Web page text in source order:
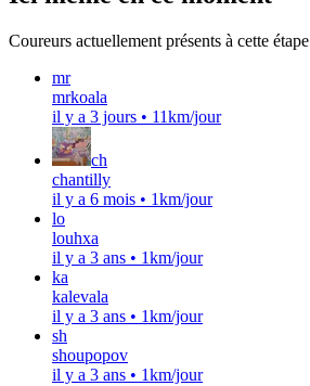
Coureurs actuellement présents à cette étape
mr
mrkoala
il y a 3 jours • 11km/jour
ch
chantilly
il y a 6 mois • 1km/jour
lo
louhxa
il y a 3 ans • 1km/jour
ka
kalevala
il y a 3 ans • 1km/jour
sh
shoupopov
il y a 3 ans • 1km/jour